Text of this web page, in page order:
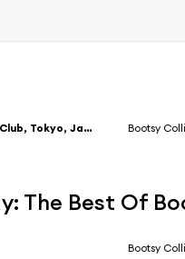
The Pinocchio Theory (Live at the Jungle Club, Tokyo, Japan - June 24-25, 1994) Bootsy
The Best Of
Bootsy